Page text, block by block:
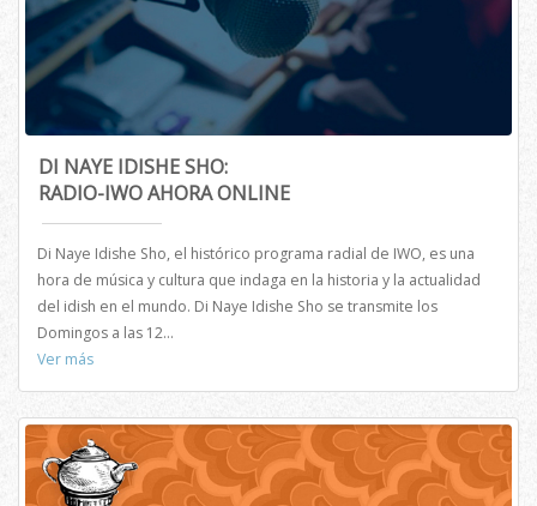
DI NAYE IDISHE SHO:
RADIO-IWO AHORA ONLINE
Di Naye Idishe Sho, el histórico programa radial de IWO, es una
hora de música y cultura que indaga en la historia y la actualidad
del idish en el mundo. Di Naye Idishe Sho se transmite los
Domingos a las 12...
Ver más